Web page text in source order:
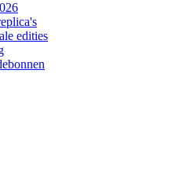
edities